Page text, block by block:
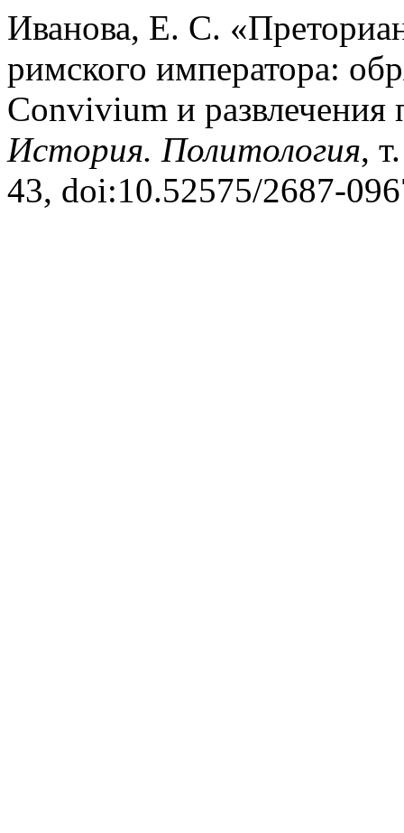
Иванова, Е. С.
римского императора:
Convivium и
История. Политология,
43, doi:10.52575/2687-